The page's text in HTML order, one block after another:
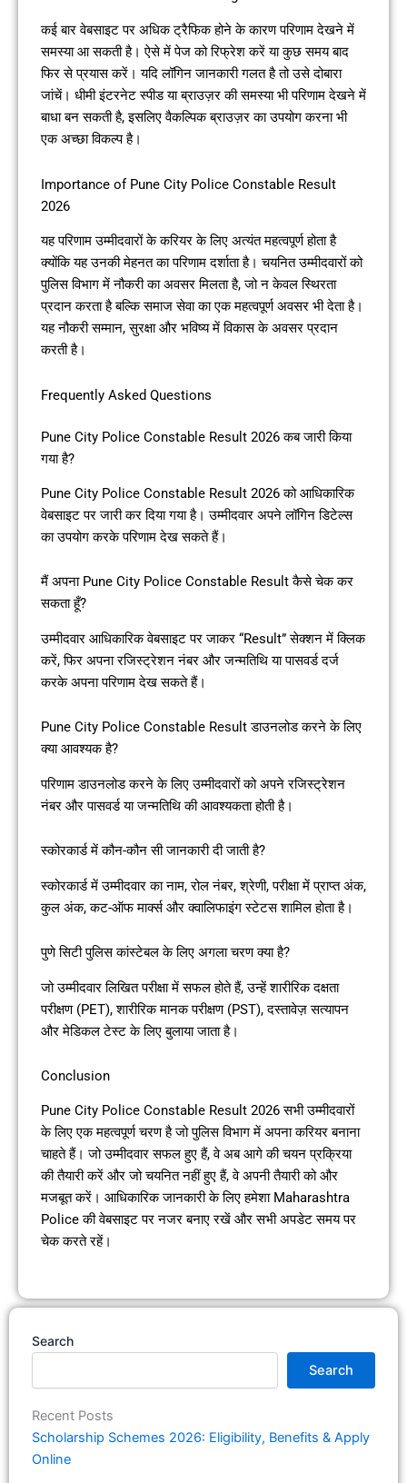
कई बार वेबसाइट पर अधिक ट्रैफिक होने के कारण परिणाम देखने में
समस्या आ सकती है। ऐसे में पेज को रिफ्रेश करें या कुछ समय बाद
फिर से प्रयास करें। यदि लॉगिन जानकारी गलत है तो उसे दोबारा
जांचें। धीमी इंटरनेट स्पीड या ब्राउज़र की समस्या भी परिणाम देखने में
बाधा बन सकती है, इसलिए वैकल्पिक ब्राउज़र का उपयोग करना भी
एक अच्छा विकल्प है।
Importance of Pune City Police Constable Result
2026
यह परिणाम उम्मीदवारों के करियर के लिए अत्यंत महत्वपूर्ण होता है
क्योंकि यह उनकी मेहनत का परिणाम दर्शाता है। चयनित उम्मीदवारों को
पुलिस विभाग में नौकरी का अवसर मिलता है, जो न केवल स्थिरता
प्रदान करता है बल्कि समाज सेवा का एक महत्वपूर्ण अवसर भी देता है।
यह नौकरी सम्मान, सुरक्षा और भविष्य में विकास के अवसर प्रदान
करती है।
Frequently Asked Questions
Pune City Police Constable Result 2026 कब जारी किया
गया है?
Pune City Police Constable Result 2026 को आधिकारिक
वेबसाइट पर जारी कर दिया गया है। उम्मीदवार अपने लॉगिन डिटेल्स
का उपयोग करके परिणाम देख सकते हैं।
मैं अपना Pune City Police Constable Result कैसे चेक कर
सकता हूँ?
उम्मीदवार आधिकारिक वेबसाइट पर जाकर “Result” सेक्शन में क्लिक
करें, फिर अपना रजिस्ट्रेशन नंबर और जन्मतिथि या पासवर्ड दर्ज
करके अपना परिणाम देख सकते हैं।
Pune City Police Constable Result डाउनलोड करने के लिए
क्या आवश्यक है?
परिणाम डाउनलोड करने के लिए उम्मीदवारों को अपने रजिस्ट्रेशन
नंबर और पासवर्ड या जन्मतिथि की आवश्यकता होती है।
स्कोरकार्ड में कौन-कौन सी जानकारी दी जाती है?
स्कोरकार्ड में उम्मीदवार का नाम, रोल नंबर, श्रेणी, परीक्षा में प्राप्त अंक,
कुल अंक, कट-ऑफ मार्क्स और क्वालिफाइंग स्टेटस शामिल होता है।
पुणे सिटी पुलिस कांस्टेबल के लिए अगला चरण क्या है?
जो उम्मीदवार लिखित परीक्षा में सफल होते हैं, उन्हें शारीरिक दक्षता
परीक्षण (PET), शारीरिक मानक परीक्षण (PST), दस्तावेज़ सत्यापन
और मेडिकल टेस्ट के लिए बुलाया जाता है।
Conclusion
Pune City Police Constable Result 2026 सभी उम्मीदवारों
के लिए एक महत्वपूर्ण चरण है जो पुलिस विभाग में अपना करियर बनाना
चाहते हैं। जो उम्मीदवार सफल हुए हैं, वे अब आगे की चयन प्रक्रिया
की तैयारी करें और जो चयनित नहीं हुए हैं, वे अपनी तैयारी को और
मजबूत करें। आधिकारिक जानकारी के लिए हमेशा Maharashtra
Police की वेबसाइट पर नजर बनाए रखें और सभी अपडेट समय पर
चेक करते रहें।
Search
Search
Recent Posts
Scholarship Schemes 2026: Eligibility, Benefits & Apply
Online